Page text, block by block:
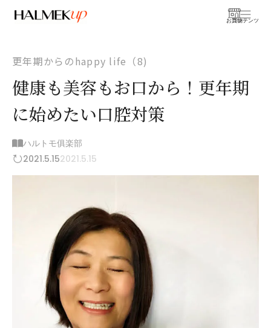
お買物
コンテンツ
更年期からのhappy life（8)
健康も美容もお口から！更年期
に始めたい口腔対策
ハルトモ俱楽部
2021.5.152021.5.15